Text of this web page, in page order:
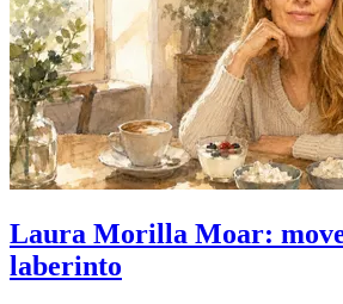
Laura Morilla Moar:
laberinto